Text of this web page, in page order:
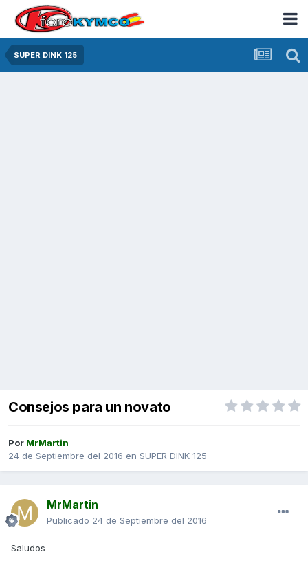
SUPER DINK 125
Consejos para un novato
Por MrMartin
24 de Septiembre del 2016 en SUPER DINK 125
MrMartin
Publicado 24 de Septiembre del 2016
Saludos